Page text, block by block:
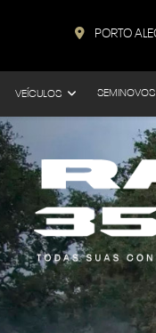
PORTO
VEÍCULOS SEMINOVOS